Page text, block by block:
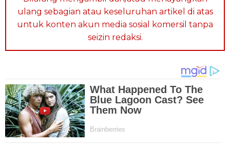
ulang sebagian atau keseluruhan artikel di atas
untuk konten akun media sosial komersil tanpa
seizin redaksi.